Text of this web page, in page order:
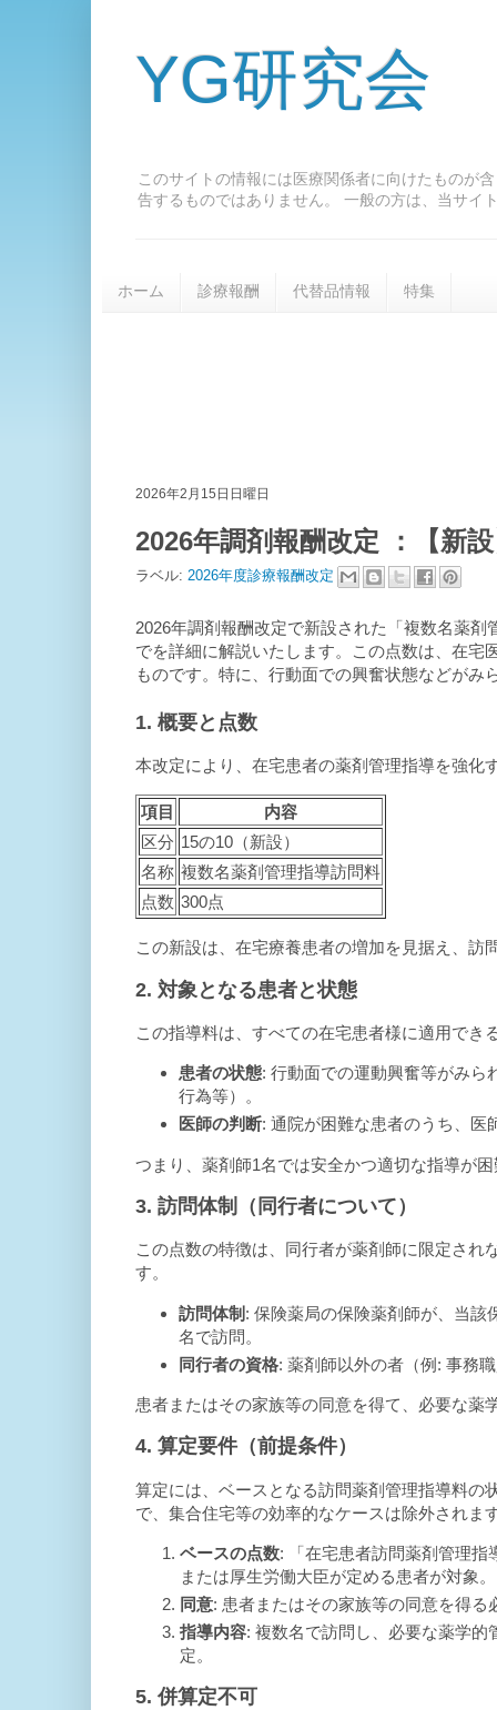
YG研究会
このサイトの情報には医療関係者に向けたものが
告するものではありません。 一般の方は、当サイ
ホーム 診療報酬 代替品情報 特集
2026年2月15日日曜日
2026年調剤報酬改定 ：【新
ラベル: 2026年度診療報酬改定
2026年調剤報酬改定で新設された「複数名薬
でを詳細に解説いたします。この点数は、在宅
ものです。特に、行動面での興奮状態などが
1. 概要と点数
本改定により、在宅患者の薬剤管理指導を強化
項目
内容
区分 15の10（新設）
名称 複数名薬剤管理指導訪問料
点数 300点
この新設は、在宅療養患者の増加を見据え、
2. 対象となる患者と状態
この指導料は、すべての在宅患者様に適用で
患者の状態: 行動面での運動興奮等がみら
行為等）。
医師の判断: 通院が困難な患者のうち、医
つまり、薬剤師1名では安全かつ適切な指導が
3. 訪問体制（同行者について）
この点数の特徴は、同行者が薬剤師に限定さ
す。
訪問体制 : 保険薬局の保険薬剤師が、当該
名で訪問。
同行者の資格: 薬剤師以外の者（例: 事務
患者またはその家族等の同意を得て、必要な薬
4. 算定要件（前提条件）
算定には、ベースとなる訪問薬剤管理指導料の
で、集合住宅等の効率的なケースは除外されま
ベースの点数: 「在宅患者訪問薬剤管理指
または厚生労働大臣が定める患者が対象。
同意: 患者またはその家族等の同意を得る
指導内容: 複数名で訪問し、必要な薬学
定。
5. 併算定不可